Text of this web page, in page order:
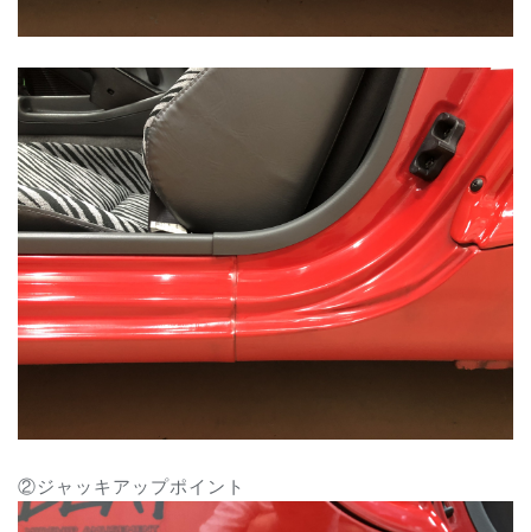
②ジャッキアップポイント